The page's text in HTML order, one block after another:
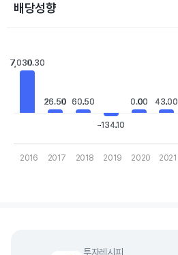
배당성향
View as data table, Chart
7,030.30
7,030.30
26.50
26.50 60.50
60.50
-134.10
-134.10
0.00
0.00 43.00
43.00
2016 2017 2018 2019 2020 2021
투자레시피